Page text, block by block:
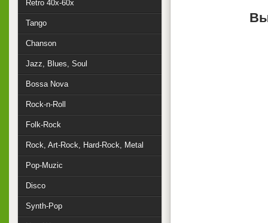
Retro 40x-60x
Tango
Chanson
Jazz, Blues, Soul
Bossa Nova
Rock-n-Roll
Folk-Rock
Rock, Art-Rock, Hard-Rock, Metal
Pop-Muzic
Disco
Synth-Pop